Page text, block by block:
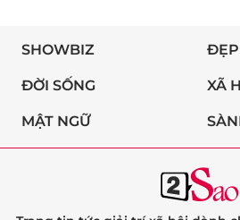
SHOWBIZ
ĐỜI SỐNG XÃ
MẬT NGỮ